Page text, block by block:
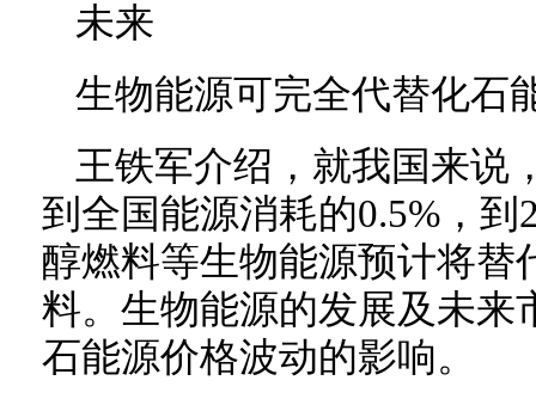
未来
生物能源可完全代替化石
王铁军介绍，就我国来说
到全国能源消耗的0.5%，
醇燃料等生物能源预计将替
料。生物能源的发展及未来
石能源价格波动的影响。